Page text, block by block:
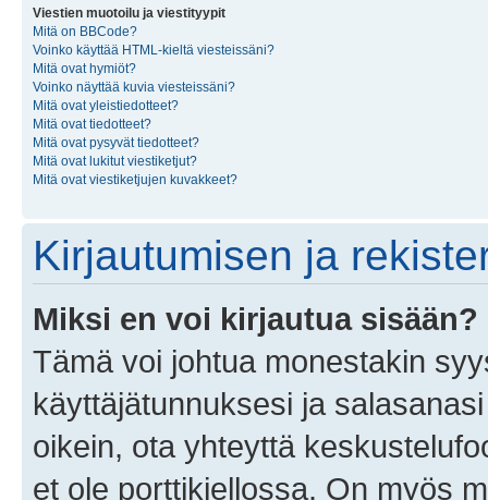
Viestien muotoilu ja viestityypit
Mitä on BBCode?
Voinko käyttää HTML-kieltä viesteissäni?
Mitä ovat hymiöt?
Voinko näyttää kuvia viesteissäni?
Mitä ovat yleistiedotteet?
Mitä ovat tiedotteet?
Mitä ovat pysyvät tiedotteet?
Mitä ovat lukitut viestiketjut?
Mitä ovat viestiketjujen kuvakkeet?
Kirjautumisen ja
Miksi en voi kirjautua sisään?
Tämä voi johtua monestakin
käyttäjätunnuksesi ja
oikein, ota yhteyttä
et ole porttikiellossa. On myös